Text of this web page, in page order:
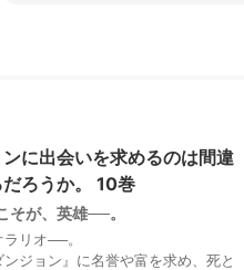
に出会いを求めるのは間違
ろうか。 10巻
そが、英雄──。
リオ──。
ジョン』に名誉や富を求め、死と